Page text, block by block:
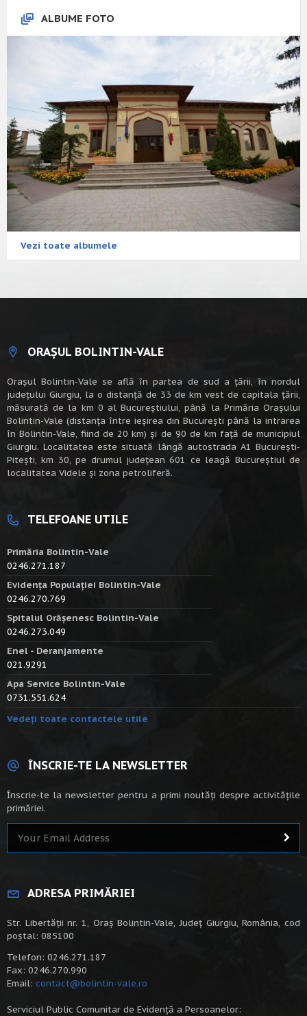
ALBUME FOTO
Vezi toate albumele
ORAȘUL BOLINTIN-VALE
Oraşul Bolintin-Vale se află în partea de sud a ţării, în nordul
judeţului Giurgiu, la o distanţă de 33 de km vest de capitala țării,
măsurată de la km 0 al Bucureștiului, până la Primăria Orașului
Bolintin-Vale (distanța între ieșirea din București până la intrarea
în Bolintin-Vale, fiind de 20 km) şi de 90 de km faţă de municipiul
Giurgiu. Localitatea este situată lângă autostrada A1 Bucureşti-
Piteşti, km 30, pe drumul judeţean 601 ce leagă Bucureştiul de
localitatea Videle şi zona petroliferă.
TELEFOANE UTILE
Primăria Bolintin-Vale
0246.271.187
Evidența Populației Bolintin-Vale
0246.270.769
Spitalul Orășenesc Bolintin-Vale
0246.273.049
Enel - Deranjamente
021.9291
Apa Service Bolintin-Vale
0731.551.624
Vedeți toate contactele utile
ÎNSCRIE-TE LA NEWSLETTER
Înscrie-te la newsletter pentru a primi noutăți despre activitățile
primăriei.
ADRESA PRIMĂRIEI
Str. Libertății nr. 1, Oraș Bolintin-Vale, Județ Giurgiu, România, cod
poștal: 085100
Telefon: 0246.271.187
Fax: 0246.270.990
Email: contact@bolintin-vale.ro
Serviciul Public Comunitar de Evidență a Persoanelor: